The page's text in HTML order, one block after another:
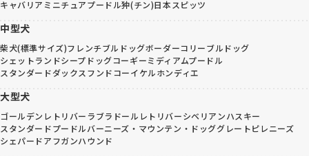
キャバリア ミニチュアプードル狆(チン)日本スピッツ
中型犬
柴犬(標準サイズ)フレンチブルドッグボーダーコリーブルドッグ
シェットランドシープドッグコーギーミディアムプードル
スタンダードダックスフンドコーイケルホンディエ
大型犬
ゴールデンレトリバー ラブラドールレトリバーシベリアンハスキー
スタンダードプードルバーニーズ・マウンテン・ドッググレートピレニーズ
シェパードアフガンハウンド